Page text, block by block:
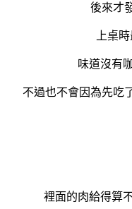
後來才
上桌
味道沒有
不過也不會因為先吃
裡面的肉給得算